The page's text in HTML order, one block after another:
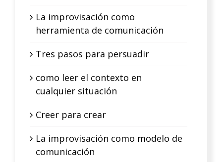
La improvisación como
herramienta de comunicación
Tres pasos para persuadir
como leer el contexto en
cualquier situación
Creer para crear
La improvisación como modelo de
comunicación